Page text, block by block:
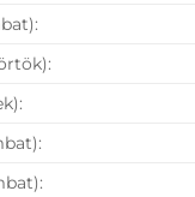
nélkül